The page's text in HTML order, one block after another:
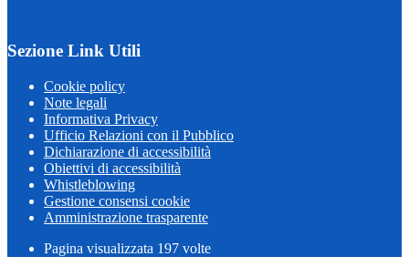
Sezione Link Utili
Cookie policy
Note legali
Informativa Privacy
Ufficio Relazioni con il Pubblico
Dichiarazione di accessibilità
Obiettivi di accessibilità
Whistleblowing
Gestione consensi cookie
Amministrazione trasparente
Pagina visualizzata 197 volte